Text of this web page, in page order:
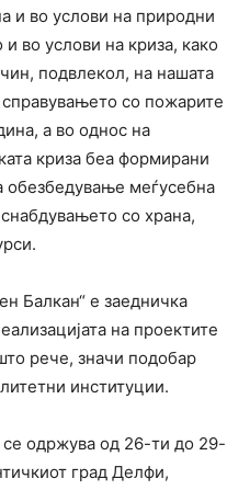
и во услови на природни
во услови на криза, како
подвлекол, на нашата
со пожарите
а во однос на
криза беа формирани
обезбедување меѓусебна
со храна,
Балкан“ е заедничка
на проектите
рече, значи подобар
институции.
одржува од 26-ти до 29-
град Делфи,